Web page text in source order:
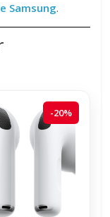
Samsung.
-20%